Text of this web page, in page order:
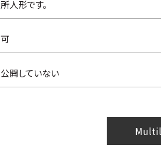
所人形です。
可
公開していない